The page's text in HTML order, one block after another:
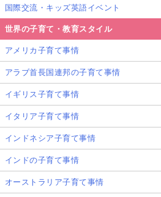
国際交流・キッズ英語イベント
世界の子育て・教育スタイル
アメリカ子育て事情
アラブ首長国連邦の子育て事情
イギリス子育て事情
イタリア子育て事情
インドネシア子育て事情
インドの子育て事情
オーストラリア子育て事情